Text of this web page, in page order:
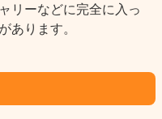
リーなどに完全に入っ
あります。